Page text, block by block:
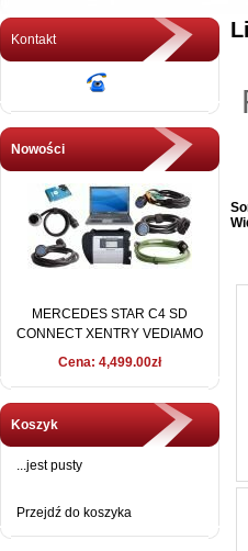
Kontakt
Nowości
MERCEDES STAR C4 SD
CONNECT XENTRY VEDIAMO
2016 + DELL D630
Cena: 4,499.00zł
Koszyk
...jest pusty
Przejdź do koszyka